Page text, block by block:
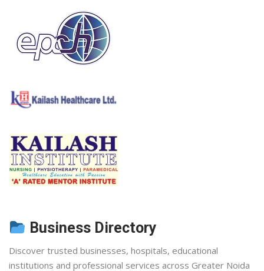
Business Directory
Discover trusted businesses, hospitals, educational
institutions and professional services across Greater Noida